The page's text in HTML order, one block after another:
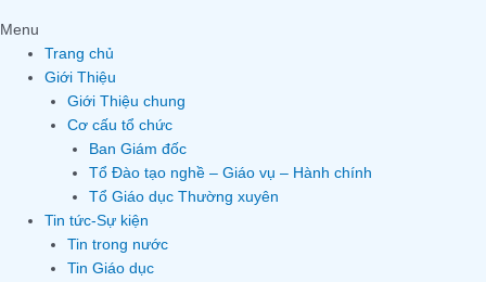
Menu
Trang chủ
Giới Thiệu
Giới Thiệu chung
Cơ cấu tổ chức
Ban Giám đốc
Tổ Đào tạo nghề – Giáo vụ – Hành chính
Tổ Giáo dục Thường xuyên
Tin tức-Sự kiện
Tin trong nước
Tin Giáo dục